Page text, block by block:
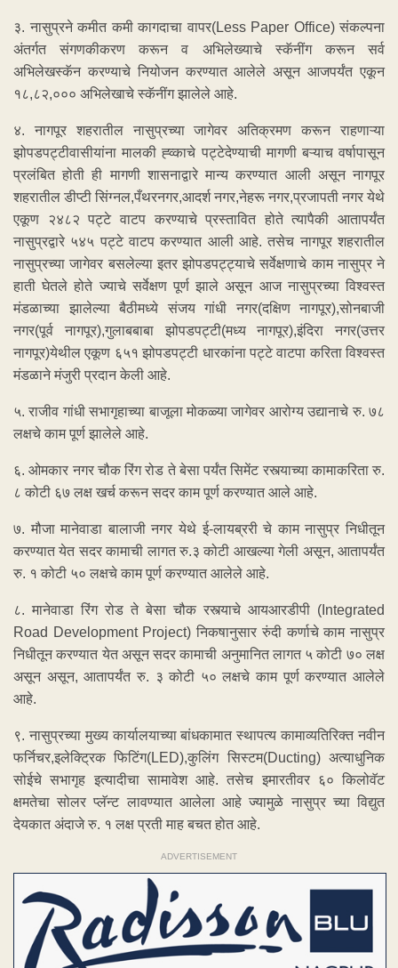
३. नासुप्रने कमीत कमी कागदाचा वापर(Less Paper Office) संकल्पना
अंतर्गत संगणकीकरण करून व अभिलेख्याचे स्कॅनींग करून सर्व
अभिलेखस्कॅन करण्याचे नियोजन करण्यात आलेले असून आजपर्यंत एकून
१८,८२,००० अभिलेखाचे स्कॅनींग झालेले आहे.
४. नागपूर शहरातील नासुप्रच्या जागेवर अतिक्रमण करून राहणाऱ्या
झोपडपट्टीवासीयांना मालकी ह्व्काचे पट्टेदेण्याची मागणी बऱ्याच वर्षापासून
प्रलंबित होती ही मागणी शासनाद्वारे मान्य करण्यात आली असून नागपूर
शहरातील डीप्टी सिंग्नल,पँथरनगर,आदर्श नगर,नेहरू नगर,प्रजापती नगर येथे
एकूण २४८२ पट्टे वाटप करण्याचे प्रस्तावित होते त्यापैकी आतापर्यंत
नासुप्रद्वारे ५४५ पट्टे वाटप करण्यात आली आहे. तसेच नागपूर शहरातील
नासुप्रच्या जागेवर बसलेल्या इतर झोपडपट्ट्याचे सर्वेक्षणाचे काम नासुप्र ने
हाती घेतले होते ज्याचे सर्वेक्षण पूर्ण झाले असून आज नासुप्रच्या विश्वस्त
मंडळाच्या झालेल्या बैठीमध्ये संजय गांधी नगर(दक्षिण नागपूर),सोनबाजी
नगर(पूर्व नागपूर),गुलाबबाबा झोपडपट्टी(मध्य नागपूर),इंदिरा नगर(उत्तर
नागपूर)येथील एकूण ६५१ झोपडपट्टी धारकांना पट्टे वाटपा करिता विश्वस्त
मंडळाने मंजुरी प्रदान केली आहे.
५. राजीव गांधी सभागृहाच्या बाजूला मोकळ्या जागेवर आरोग्य उद्यानाचे रु. ७८
लक्षचे काम पूर्ण झालेले आहे.
६. ओमकार नगर चौक रिंग रोड ते बेसा पर्यंत सिमेंट रस्त्याच्या कामाकरिता रु.
८ कोटी ६७ लक्ष खर्च करून सदर काम पूर्ण करण्यात आले आहे.
७. मौजा मानेवाडा बालाजी नगर येथे ई-लायब्ररी चे काम नासुप्र निधीतून
करण्यात येत सदर कामाची लागत रु.३ कोटी आखल्या गेली असून, आतापर्यंत
रु. १ कोटी ५० लक्षचे काम पूर्ण करण्यात आलेले आहे.
८. मानेवाडा रिंग रोड ते बेसा चौक रस्त्याचे आयआरडीपी (Integrated
Road Development Project) निकषानुसार रुंदी कर्णाचे काम नासुप्र
निधीतून करण्यात येत असून सदर कामाची अनुमानित लागत ५ कोटी ७० लक्ष
असून असून, आतापर्यंत रु. ३ कोटी ५० लक्षचे काम पूर्ण करण्यात आलेले
आहे.
९. नासुप्रच्या मुख्य कार्यालयाच्या बांधकामात स्थापत्य कामाव्यतिरिक्त नवीन
फर्निचर,इलेक्ट्रिक फिटिंग(LED),कुलिंग सिस्टम(Ducting) अत्याधुनिक
सोईचे सभागृह इत्यादीचा सामावेश आहे. तसेच इमारतीवर ६० किलोवॅट
क्षमतेचा सोलर प्लॅन्ट लावण्यात आलेला आहे ज्यामुळे नासुप्र च्या विद्युत
देयकात अंदाजे रु. १ लक्ष प्रती माह बचत होत आहे.
ADVERTISEMENT